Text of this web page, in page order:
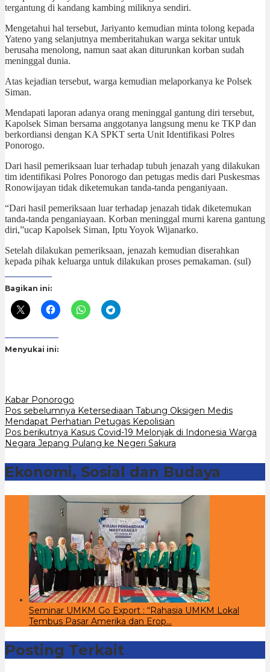
tergantung di kandang kambing miliknya sendiri.
Mengetahui hal tersebut, Jariyanto kemudian minta tolong kepada
Yateno yang selanjutnya memberitahukan warga sekitar untuk
berusaha menolong, namun saat akan diturunkan korban sudah
meninggal dunia.
Atas kejadian tersebut, warga kemudian melaporkanya ke Polsek
Siman.
Mendapati laporan adanya orang meninggal gantung diri tersebut,
Kapolsek Siman bersama anggotanya langsung menu ke TKP dan
berkordiansi dengan KA SPKT serta Unit Identifikasi Polres
Ponorogo.
Dari hasil pemeriksaan luar terhadap tubuh jenazah yang dilakukan
tim identifikasi Polres Ponorogo dan petugas medis dari Puskesmas
Ronowijayan tidak diketemukan tanda-tanda penganiyaan.
“Dari hasil pemeriksaan luar terhadap jenazah tidak diketemukan
tanda-tanda penganiayaan. Korban meninggal murni karena gantung
diri,”ucap Kapolsek Siman, Iptu Yoyok Wijanarko.
Setelah dilakukan pemeriksaan, jenazah kemudian diserahkan
kepada pihak keluarga untuk dilakukan proses pemakaman. (sul)
Bagikan ini:
Menyukai ini:
Kabar Ponorogo
Navigasi
pos
Pos sebelumnya Ketersediaan Tabung Oksigen Medis
Mendapat Perhatian Petugas Kepolisian
Pos berikutnya Kasus Covid-19 Melonjak di Indonesia Warga
Negara Jepang Pulang ke Negeri Sakura
Ekonomi, Sosial dan Budaya
Seminar UMKM Go Export : “Rahasia UMKM Lokal
Tembus Pasar Amerika dan Erop…
Posting Terkait